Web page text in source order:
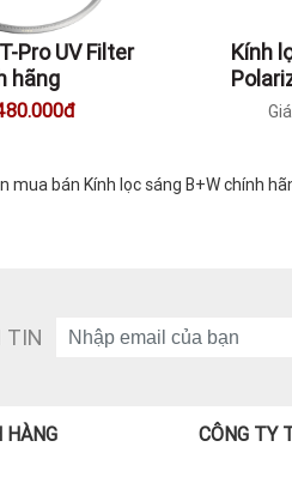
Pro UV Filter
hãng
Kính
mua bán Kính lọc sáng B+W chính
TIN
HÀNG CÔNG TY